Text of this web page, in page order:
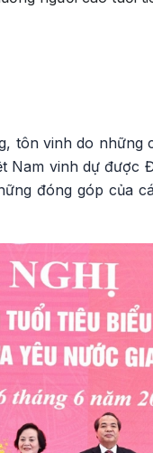
tôn vinh do những
Nam vinh dự được
đóng góp của